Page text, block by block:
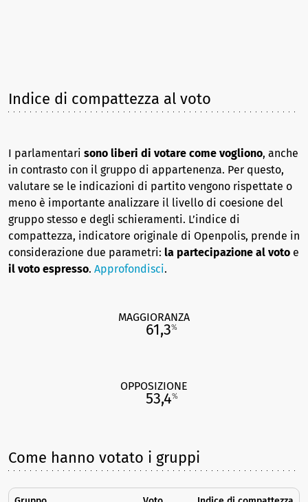
Indice di compattezza al voto
I parlamentari sono liberi di votare come vogliono, anche
in contrasto con il gruppo di appartenenza. Per questo,
valutare se le indicazioni di partito vengono rispettate o
meno è importante analizzare il livello di coesione del
gruppo stesso e degli schieramenti. L’indice di
compattezza, indicatore originale di Openpolis, prende in
considerazione due parametri: la partecipazione al voto e
il voto espresso. Approfondisci.
MAGGIORANZA
61,3%
OPPOSIZIONE
53,4%
Come hanno votato i gruppi